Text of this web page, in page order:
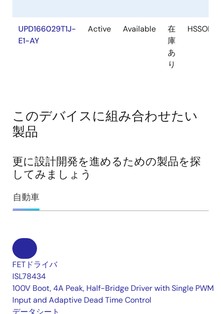
UPD166029T1J-
E1-AY
Active Available
在
庫
あ
り
HSSOP
このデバイスに組み合わせたい
製品
更に設計開発を進めるための製品を探
してみましょう
自動車
FETドライバ
ISL78434
100V Boot, 4A Peak, Half-Bridge Driver with Single PWM
Input and Adaptive Dead Time Control
データシート